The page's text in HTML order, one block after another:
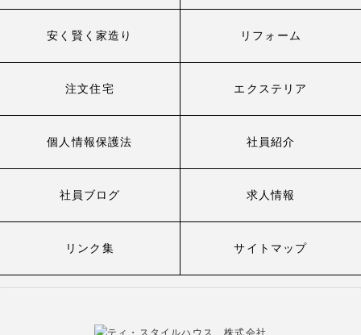
安く賢く家造り リフォーム
注文住宅 エクステリア
個人情報保護法 社員紹介
社員ブログ 求人情報
リンク集 サイトマップ